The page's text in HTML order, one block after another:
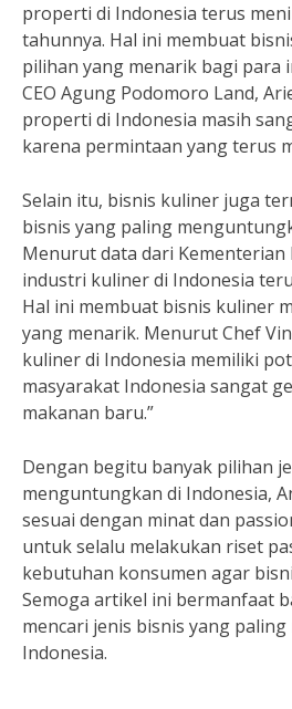
properti di Indonesia terus
tahunnya. Hal ini membuat
pilihan yang menarik bagi para
CEO Agung Podomoro Land,
properti di Indonesia masih
karena permintaan yang terus
Selain itu, bisnis kuliner juga
bisnis yang paling
Menurut data dari Kementerian
industri kuliner di Indonesia
Hal ini membuat bisnis kuliner
yang menarik. Menurut Chef
kuliner di Indonesia memiliki
masyarakat Indonesia sangat
makanan baru.”
Dengan begitu banyak pilihan
menguntungkan di Indonesia,
sesuai dengan minat dan
untuk selalu melakukan riset
kebutuhan konsumen agar
Semoga artikel ini bermanfaat
mencari jenis bisnis yang
Indonesia.